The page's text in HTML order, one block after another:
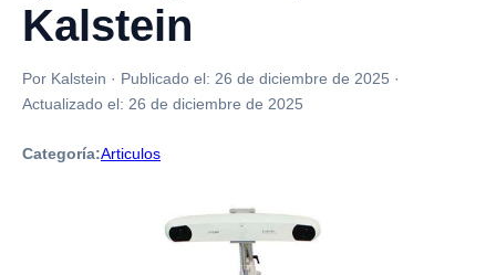
Kalstein
Por Kalstein · Publicado el: 26 de diciembre de 2025 ·
Actualizado el: 26 de diciembre de 2025
Categoría:Articulos